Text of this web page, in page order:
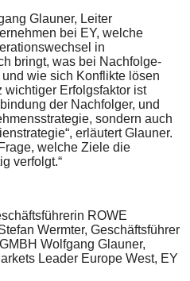
Glauner, Leiter
bei EY, welche
in
bringt, was bei Nachfolge-
wie sich Konflikte lösen
wichtiger Erfolgsfaktor ist
der Nachfolger, und
sondern auch
erläutert Glauner.
welche Ziele die
verfolgt.“
ROWE
Wermter, Geschäftsführer
Wolfgang Glauner,
Leader Europe West, EY